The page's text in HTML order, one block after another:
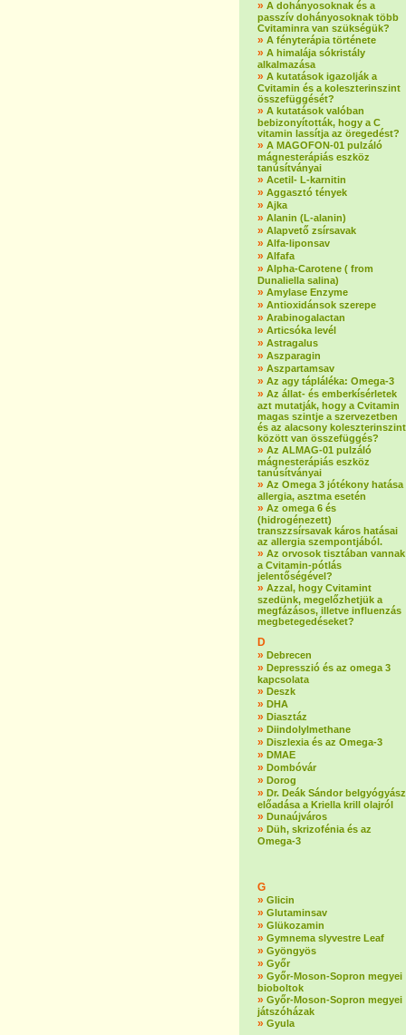
» A dohányosoknak és a
passzív dohányosoknak több
Cvitaminra van szükségük?
» A fényterápia története
» A himalája sókristály
alkalmazása
» A kutatások igazolják a
Cvitamin és a koleszterinszint
összefüggését?
» A kutatások valóban
bebizonyították, hogy a C
vitamin lassítja az öregedést?
» A MAGOFON-01 pulzáló
mágnesterápiás eszköz
tanúsítványai
» Acetil- L-karnitin
» Aggasztó tények
» Ajka
» Alanin (L-alanin)
» Alapvető zsírsavak
» Alfa-liponsav
» Alfafa
» Alpha-Carotene ( from
Dunaliella salina)
» Amylase Enzyme
» Antioxidánsok szerepe
» Arabinogalactan
» Articsóka levél
» Astragalus
» Aszparagin
» Aszpartamsav
» Az agy tápláléka: Omega-3
» Az állat- és emberkísérletek
azt mutatják, hogy a Cvitamin
magas szintje a szervezetben
és az alacsony koleszterinszint
között van összefüggés?
» Az ALMAG-01 pulzáló
mágnesterápiás eszköz
tanúsítványai
» Az Omega 3 jótékony hatása
allergia, asztma esetén
» Az omega 6 és
(hidrogénezett)
transzzsírsavak káros hatásai
az allergia szempontjából.
» Az orvosok tisztában vannak
a Cvitamin-pótlás
jelentőségével?
» Azzal, hogy Cvitamint
szedünk, megelőzhetjük a
megfázásos, illetve influenzás
megbetegedéseket?
D
» Debrecen
» Depresszió és az omega 3
kapcsolata
» Deszk
» DHA
» Diasztáz
» Diindolylmethane
» Diszlexia és az Omega-3
» DMAE
» Dombóvár
» Dorog
» Dr. Deák Sándor belgyógyász
előadása a Kriella krill olajról
» Dunaújváros
» Düh, skrizofénia és az
Omega-3
G
» Glicin
» Glutaminsav
» Glükozamin
» Gymnema slyvestre Leaf
» Gyöngyös
» Győr
» Győr-Moson-Sopron megyei
bioboltok
» Győr-Moson-Sopron megyei
játszóházak
» Gyula